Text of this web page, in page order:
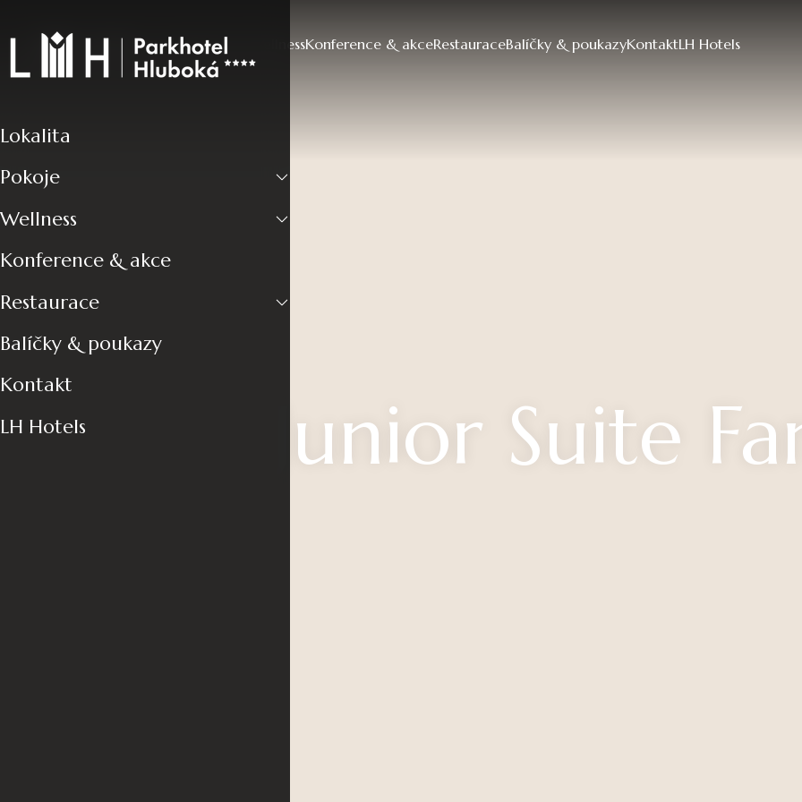
LokalitaPokoje WellnessKonference & akceRestauraceBalíčky & poukazyKontaktLH Hotels
Lokalita
Pokoje
Wellness
Konference & akce
Restaurace
Balíčky & poukazy
Kontakt
LH Hotels
Junior Suite